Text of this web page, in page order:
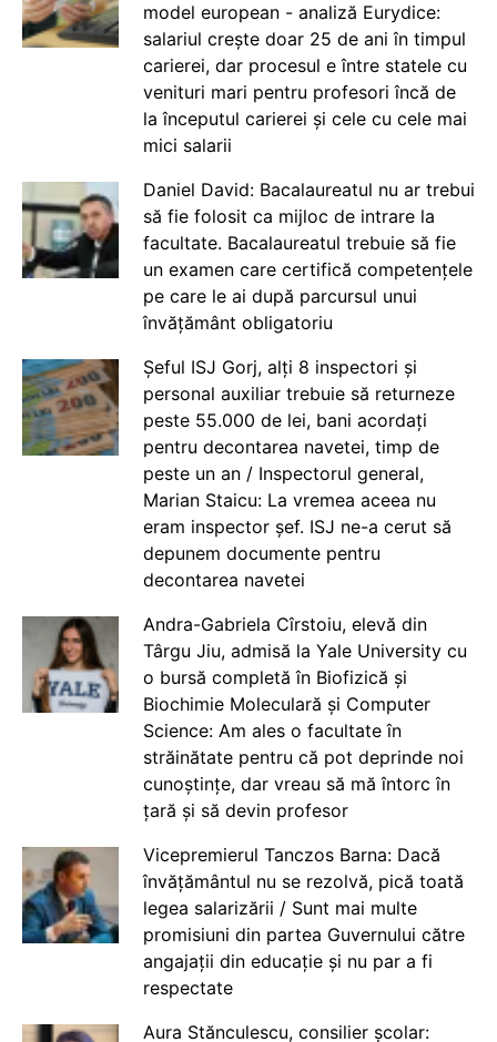
model european - analiză Eurydice:
salariul crește doar 25 de ani în timpul
carierei, dar procesul e între statele cu
venituri mari pentru profesori încă de
la începutul carierei și cele cu cele mai
mici salarii
Daniel David: Bacalaureatul nu ar trebui
să fie folosit ca mijloc de intrare la
facultate. Bacalaureatul trebuie să fie
un examen care certifică competențele
pe care le ai după parcursul unui
învățământ obligatoriu
Șeful ISJ Gorj, alți 8 inspectori și
personal auxiliar trebuie să returneze
peste 55.000 de lei, bani acordați
pentru decontarea navetei, timp de
peste un an / Inspectorul general,
Marian Staicu: La vremea aceea nu
eram inspector șef. ISJ ne-a cerut să
depunem documente pentru
decontarea navetei
Andra-Gabriela Cîrstoiu, elevă din
Târgu Jiu, admisă la Yale University cu
o bursă completă în Biofizică și
Biochimie Moleculară și Computer
Science: Am ales o facultate în
străinătate pentru că pot deprinde noi
cunoștințe, dar vreau să mă întorc în
țară și să devin profesor
Vicepremierul Tanczos Barna: Dacă
învățământul nu se rezolvă, pică toată
legea salarizării / Sunt mai multe
promisiuni din partea Guvernului către
angajații din educație și nu par a fi
respectate
Aura Stănculescu, consilier școlar: